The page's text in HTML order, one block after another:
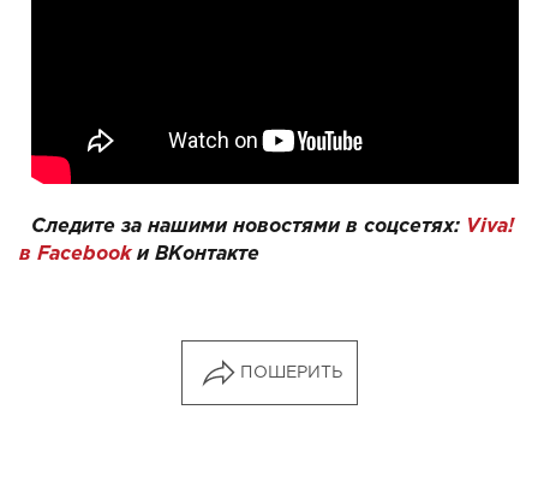
Следите за нашими новостями в соцсетях: Viva!
в Facebookи ВКонтакте
ПОШЕРИТЬ